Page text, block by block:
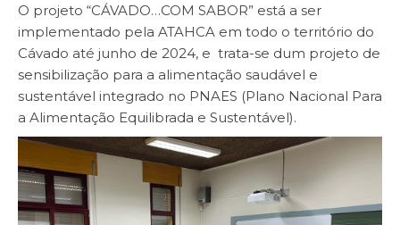
O projeto “CÁVADO…COM SABOR” está a ser
implementado pela ATAHCA em todo o território do
Cávado até junho de 2024, e trata-se dum projeto de
sensibilização para a alimentação saudável e
sustentável integrado no PNAES (Plano Nacional Para
a Alimentação Equilibrada e Sustentável).